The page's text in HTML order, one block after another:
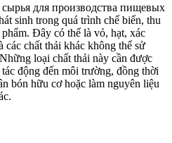
для производства пищевых
sinh trong quá trình chế biến, thu
Đây có thể là vỏ, hạt, xác
các chất thải khác không thể sử
loại chất thải này cần được
động đến môi trường, đồng thời
bón hữu cơ hoặc làm nguyên liệu